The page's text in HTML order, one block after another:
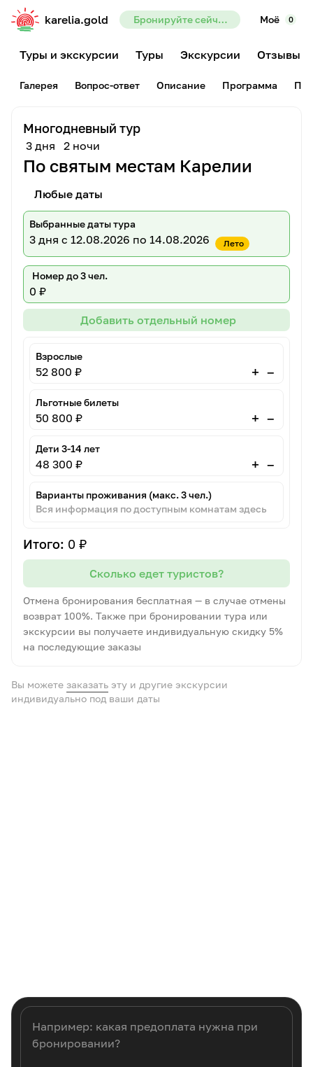
karelia.gold Бронируйте сейчас — предоплата всего 10% Моё 0
Туры и экскурсии Туры Экскурсии Отзывы
Галерея Вопрос-ответ Описание Программа
Многодневный тур
3 дня 2 ночи
По святым местам Карелии
Любые даты
Выбранные даты тура
3 дня с 12.08.2026 по 14.08.2026 Лето
Номер до 3 чел.
0 ₽
Добавить отдельный номер
Взрослые
52 800 ₽ + –
Льготные билеты
50 800 ₽ + –
Дети 3-14 лет
48 300 ₽ + –
Варианты проживания (макс. 3 чел.)
Вся информация по доступным комнатам здесь
Итого: 0 ₽
Сколько едет туристов?
Отмена бронирования бесплатная — в случае отмены
возврат 100%. Также при бронировании тура или
экскурсии вы получаете индивидуальную скидку 5%
на последующие заказы
Вы можете заказать эту и другие экскурсии
индивидуально под ваши даты